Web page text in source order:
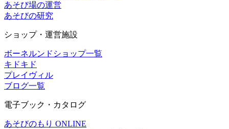
あそび場の運営
あそびの研究
ショップ・運営施設
ボーネルンドショップ一覧
キドキド
プレイヴィル
ブログ一覧
電子ブック・カタログ
あそびのもり ONLINE